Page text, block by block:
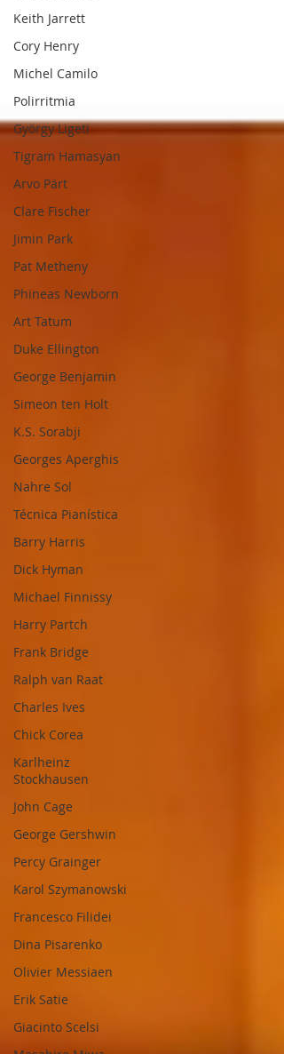
Keith Jarrett
Cory Henry
Michel Camilo
Polirritmia
György Ligeti
Tigram Hamasyan
Arvo Pärt
Clare Fischer
Jimin Park
Pat Metheny
Phineas Newborn
Art Tatum
Duke Ellington
George Benjamin
Simeon ten Holt
K.S. Sorabji
Georges Aperghis
Nahre Sol
Técnica Pianística
Barry Harris
Dick Hyman
Michael Finnissy
Harry Partch
Frank Bridge
Ralph van Raat
Charles Ives
Chick Corea
Karlheinz
Stockhausen
John Cage
George Gershwin
Percy Grainger
Karol Szymanowski
Francesco Filidei
Dina Pisarenko
Olivier Messiaen
Erik Satie
Giacinto Scelsi